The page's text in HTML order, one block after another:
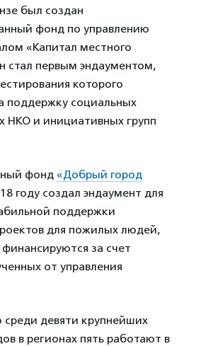
был создан
фонд по управлению
«Капитал местного
стал первым эндаументом,
которого
поддержку социальных
НКО и инициативных групп
фонд «Добрый город
году создал эндаумент для
поддержки
для пожилых людей,
за счет
от управления
девяти крупнейших
в регионах пять работают в